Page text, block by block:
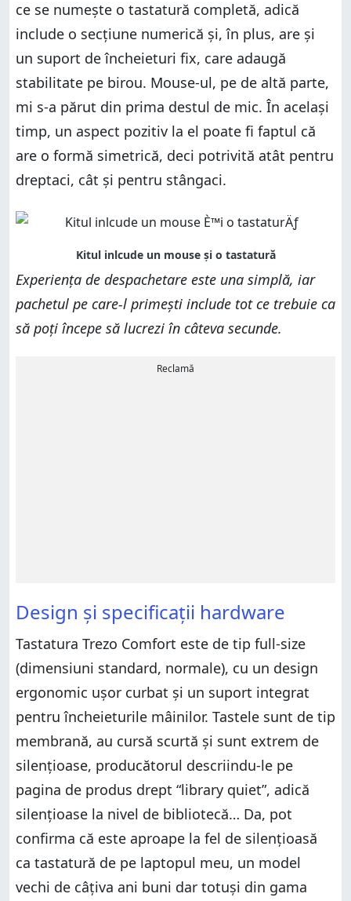
ce se numește o tastatură completă, adică
include o secțiune numerică și, în plus, are și
un suport de încheieturi fix, care adaugă
stabilitate pe birou. Mouse-ul, pe de altă parte,
mi s-a părut din prima destul de mic. În același
timp, un aspect pozitiv la el poate fi faptul că
are o formă simetrică, deci potrivită atât pentru
dreptaci, cât și pentru stângaci.
Experiența de despachetare este una simplă, iar
pachetul pe care-l primești include tot ce trebuie ca
să poți începe să lucrezi în câteva secunde.
Reclamă
Design și specificații hardware
Tastatura Trezo Comfort este de tip full-size
(dimensiuni standard, normale), cu un design
ergonomic ușor curbat și un suport integrat
pentru încheieturile mâinilor. Tastele sunt de tip
membrană, au cursă scurtă și sunt extrem de
silențioase, producătorul descriindu-le pe
pagina de produs drept “library quiet”, adică
silențioase la nivel de bibliotecă… Da, pot
confirma că este aproape la fel de silențioasă
ca tastatură de pe laptopul meu, un model
vechi de câțiva ani buni dar totuși din gama